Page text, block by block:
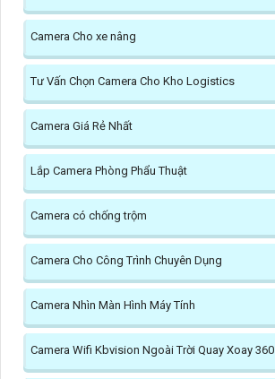
Camera Cho xe nâng
Tư Vấn Chọn Camera Cho Kho Logistics
Camera Giá Rẻ Nhất
Lắp Camera Phòng Phẩu Thuật
Camera có chống trộm
Camera Cho Công Trình Chuyên Dụng
Camera Nhìn Màn Hình Máy Tính
Camera Wifi Kbvision Ngoài Trời Quay Xoay 360